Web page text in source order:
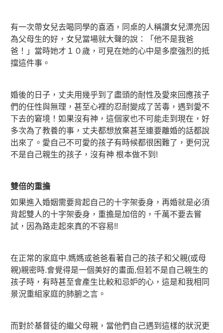
有一次帶女兒去喝同學的喜酒，同桌的人稱讚女兒漂亮因
為父母生的好，女兒當場就大聲的說：「他不是我爸
爸！」當時她才１０歲，可見在她的心中是多麼強烈的抵
擋這件事。
婚後的日子，丈夫用幾乎到了盡頭的耐性及愛來回應孩子
們的任性與無理，甚至心裡的忍耐變成了苦毒，遇到愛不
下去的窘境！如果沒有神，這個家也不可能走到現在，好
多次為了教養的事，丈夫都想放棄甚至連要離婚的話都說
出來了。愛自己不可愛的孩子有時候都很困難了，更何況
不是自己親生的孩子，沒有神 根本做不到!
雙倍的重擔
如果進入婚姻需要背起自己的十字架委身，再婚就是必須
背起雙人的十字架委身，重擔是加倍的，千萬不要去嘗
試，因為路走起來真的不容易!!
在正常的家庭中.媽媽或爸爸看著自己的孩子和父親(或母
親)親密時.會覺得是一個美好的畫面,但若不是自己親生的
孩子時，有時甚至會產生比較和忌妒的心，這是和我相同
景況重組家庭的肺腑之言。
而對於基督徒的繼父母親，當他們自己遇到這樣的狀況更